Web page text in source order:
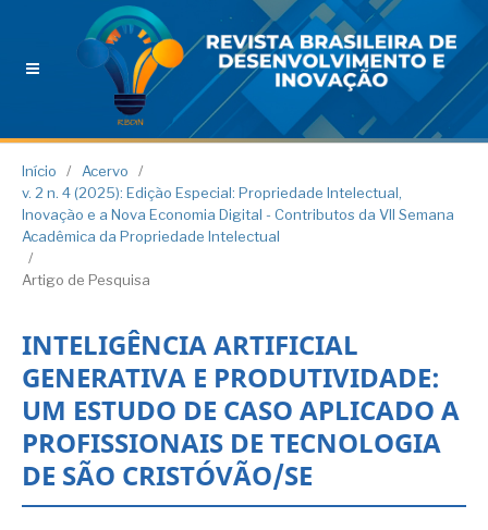
Início / Acervo
/
v. 2 n. 4 (2025): Edição Especial: Propriedade Intelectual,
Inovação e a Nova Economia Digital - Contributos da VII Semana
Acadêmica da Propriedade Intelectual
/
Artigo de Pesquisa
INTELIGÊNCIA ARTIFICIAL
GENERATIVA E PRODUTIVIDADE:
UM ESTUDO DE CASO APLICADO A
PROFISSIONAIS DE TECNOLOGIA
DE SÃO CRISTÓVÃO/SE